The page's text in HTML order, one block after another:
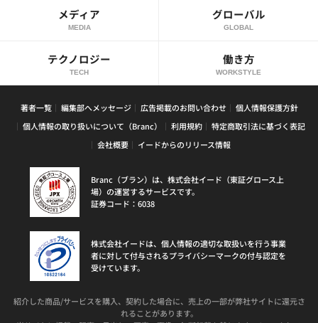
メディア
MEDIA
グローバル
GLOBAL
テクノロジー
TECH
働き方
WORKSTYLE
著者一覧 編集部へメッセージ 広告掲載のお問い合わせ
個人情報保護方針
個人情報の取り扱いについて（Branc）
利用規約
特定商取引法に基づく表記
会社概要
イードからのリリース情報
Branc（ブラン）は、株式会社イード（東証グロース上
場）の運営するサービスです。
証券コード：6038
株式会社イードは、個人情報の適切な取扱いを行う事業
者に対して付与されるプライバシーマークの付与認定を
受けています。
紹介した商品/サービスを購入、契約した場合に、売上の一部が弊社サイトに還元さ
れることがあります。